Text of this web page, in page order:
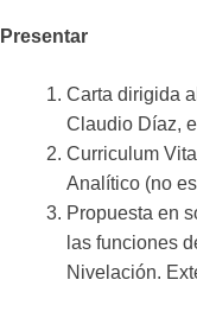
Presentar
Carta dirigida
Claudio Díaz,
Curriculum
Analítico (no
Propuesta en
las funciones
Nivelación.